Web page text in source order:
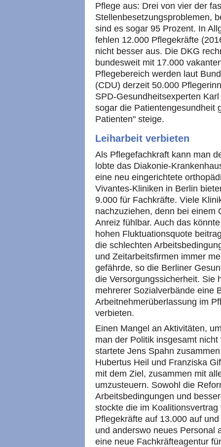
Pflege aus: Drei von vier der
Stellenbesetzungsproblemen,
sind es sogar 95 Prozent. In
fehlen 12.000 Pflegekräfte
nicht besser aus. Die DKG
bundesweit mit 17.000
Pflegebereich werden laut
(CDU) derzeit 50.000
SPD-Gesundheitsexperten
sogar die Patientengesundheit
Patienten" steige.
Leiharbeit verbieten
Als Pflegefachkraft kann man
lobte das Diakonie-
eine neu eingerichtete
Vivantes-Kliniken in Berlin
9.000 für Fachkräfte. Viele
nachzuziehen, denn bei einem
Anreiz fühlbar. Auch das
hohen Fluktuationsquote
die schlechten
und Zeitarbeitsfirmen immer
gefährde, so die Berliner
die Versorgungssicherheit. Sie
mehrerer Sozialverbände eine
Arbeitnehmerüberlassung im
verbieten.
Einen Mangel an Aktivitäten,
man der Politik insgesamt
startete Jens Spahn
Hubertus Heil und Franziska
mit dem Ziel, zusammen mit
umzusteuern. Sowohl die
Arbeitsbedingungen und
stockte die im
Pflegekräfte auf 13.000 auf
und anderswo neues Personal
eine neue Fachkräfteagentur